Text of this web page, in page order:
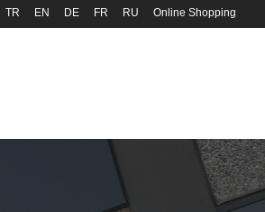
TR EN DE FR RU Online Shopping